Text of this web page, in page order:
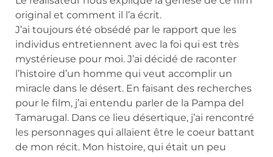
original et comment il l’a écrit.
J’ai toujours été obsédé par le rapport que les
individus entretiennent avec la foi qui est très
mystérieuse pour moi. J’ai décidé de raconter
l’histoire d’un homme qui veut accomplir un
miracle dans le désert. En faisant des recherches
pour le film, j’ai entendu parler de la Pampa del
Tamarugal. Dans ce lieu désertique, j’ai rencontré
les personnages qui allaient être le coeur battant
de mon récit. Mon histoire, qui était un peu